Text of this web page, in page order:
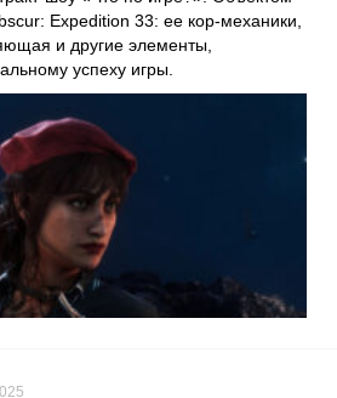
Expedition 33: ее кор-механики,
и другие элементы,
успеху игры.